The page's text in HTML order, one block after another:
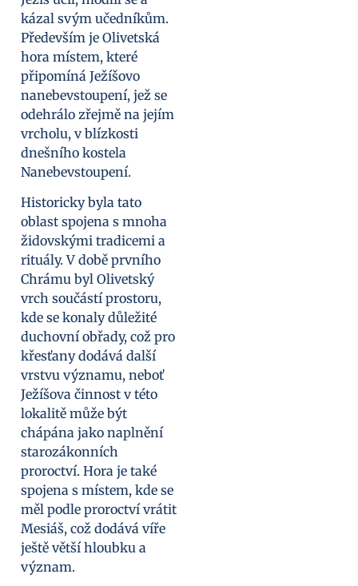
kázal svým učedníkům.
Především je Olivetská
hora místem, které
připomíná Ježíšovo
nanebevstoupení, jež se
odehrálo zřejmě na jejím
vrcholu, v blízkosti
dnešního kostela
Nanebevstoupení.
Historicky byla tato
oblast spojena s mnoha
židovskými tradicemi a
rituály. V době prvního
Chrámu byl Olivetský
vrch součástí prostoru,
kde se konaly důležité
duchovní obřady, což pro
křesťany dodává další
vrstvu významu, neboť
Ježíšova činnost v této
lokalitě může být
chápána jako naplnění
starozákonních
proroctví. Hora je také
spojena s místem, kde se
měl podle proroctví vrátit
Mesiáš, což dodává víře
ještě větší hloubku a
význam.